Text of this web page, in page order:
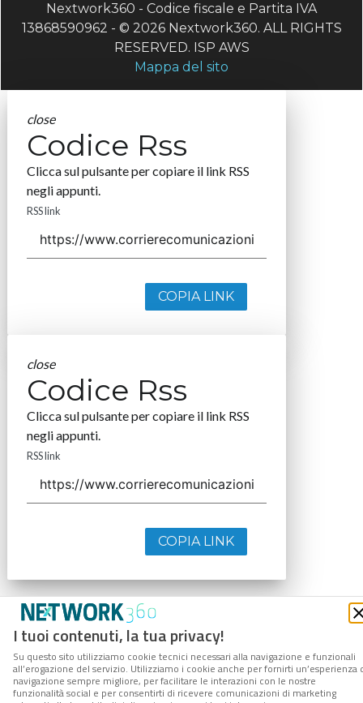
I tuoi contenuti, la tua privacy!
Su questo sito utilizziamo cookie tecnici necessari alla navigazione e funzionali
all’erogazione del servizio. Utilizziamo i cookie anche per fornirti un’esperienza
navigazione sempre migliore, per facilitare le interazioni con le nostre
funzionalità social e per consentirti di ricevere comunicazioni di marketing
Nextwork360 - Codice fiscale e Partita IVA
13868590962 - © 2026 Nextwork360. ALL RIGHTS
RESERVED. ISP AWS
Mappa del sito
close
Codice Rss
Clicca sul pulsante per copiare il link RSS
negli appunti.
RSS link
COPIA LINK
close
Codice Rss
Clicca sul pulsante per copiare il link RSS
negli appunti.
RSS link
COPIA LINK